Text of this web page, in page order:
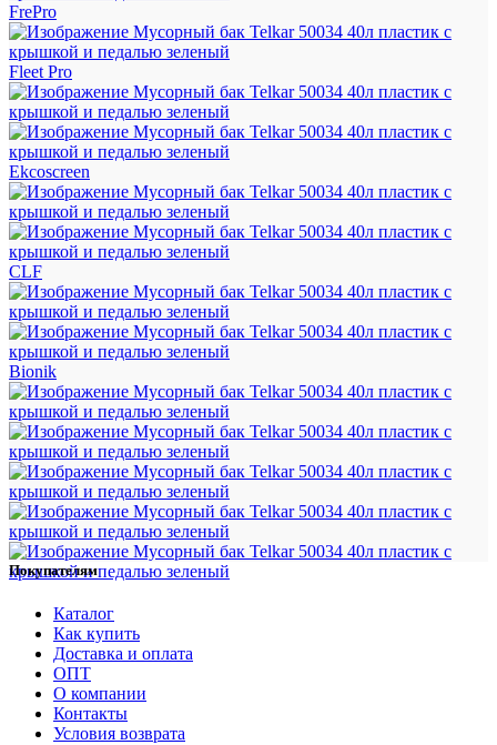
FrePro
Fleet Pro
Ekcoscreen
CLF
Bionik
Покупателям
Каталог
Как купить
Доставка и оплата
ОПТ
О компании
Контакты
Условия возврата